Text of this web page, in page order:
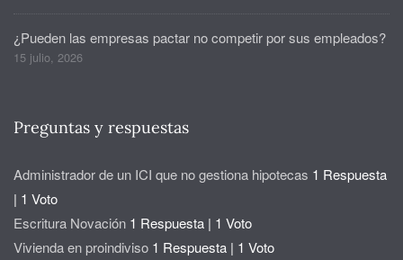
¿Pueden las empresas pactar no competir por sus empleados?
15 julio, 2026
Preguntas y respuestas
Administrador de un ICI que no gestiona hipotecas 1 Respuesta
| 1 Voto
Escritura Novación 1 Respuesta | 1 Voto
Vivienda en proindiviso 1 Respuesta | 1 Voto